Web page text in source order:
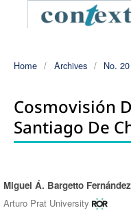
Home / Archives / No.
Cosmovisión
Santiago De
Authors
Miguel Á. Bargetto Fernández
Arturo Prat University